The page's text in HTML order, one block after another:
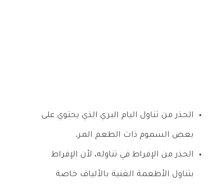
الحذر من تناول اليام البري الذي يحتوي على
بعض السموم ذات الطعم المر.
الحذر من الإفراط في تناوله، لأن الإفراط
بتناول الأطعمة الغنية بالألياف خاصة